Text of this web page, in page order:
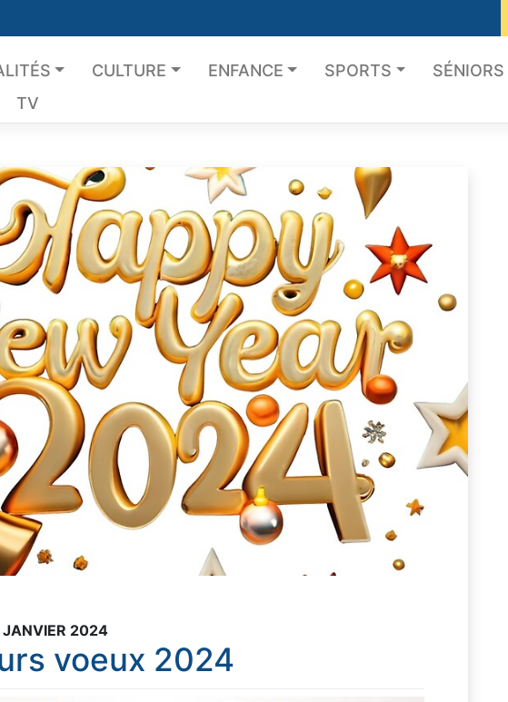
CULTURE ENFANCE SPORTS SÉNIORS
TV
JANVIER 2024
voeux 2024